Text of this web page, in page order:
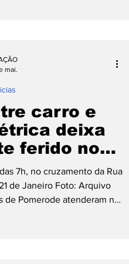
preparada
carro e
deixa
ferido no
7h, no cruzamento da Rua
de Janeiro Foto: Arquivo
de Pomerode atenderam na
mai.